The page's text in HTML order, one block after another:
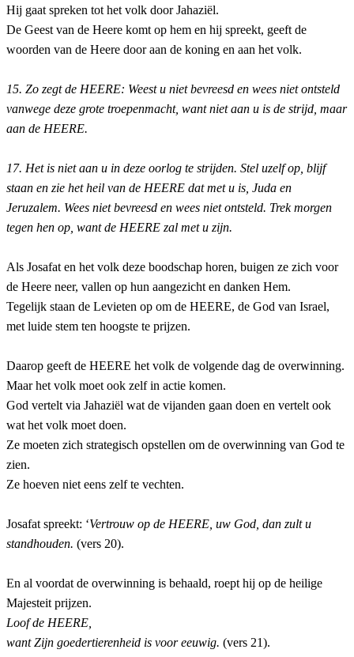
Hij gaat spreken tot het volk door Jahaziël.
De Geest van de Heere komt op hem en hij spreekt, geeft de
woorden van de Heere door aan de koning en aan het volk.
15. Zo zegt de HEERE: Weest u niet bevreesd en wees niet ontsteld
vanwege deze grote troepenmacht, want niet aan u is de strijd, maar
aan de HEERE.
17. Het is niet aan u in deze oorlog te strijden. Stel uzelf op, blijf
staan en zie het heil van de HEERE dat met u is, Juda en
Jeruzalem. Wees niet bevreesd en wees niet ontsteld. Trek morgen
tegen hen op, want de HEERE zal met u zijn.
Als Josafat en het volk deze boodschap horen, buigen ze zich voor
de Heere neer, vallen op hun aangezicht en danken Hem.
Tegelijk staan de Levieten op om de HEERE, de God van Israel,
met luide stem ten hoogste te prijzen.
Daarop geeft de HEERE het volk de volgende dag de overwinning.
Maar het volk moet ook zelf in actie komen.
God vertelt via Jahaziël wat de vijanden gaan doen en vertelt ook
wat het volk moet doen.
Ze moeten zich strategisch opstellen om de overwinning van God te
zien.
Ze hoeven niet eens zelf te vechten.
Josafat spreekt: ‘Vertrouw op de HEERE, uw God, dan zult u
standhouden. (vers 20).
En al voordat de overwinning is behaald, roept hij op de heilige
Majesteit prijzen.
Loof de HEERE,
want Zijn goedertierenheid is voor eeuwig. (vers 21).